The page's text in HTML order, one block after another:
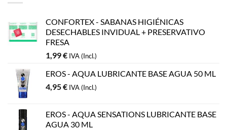
CONFORTEX - SABANAS HIGIÉNICAS
DESECHABLES INVIDUAL + PRESERVATIVO
FRESA
1,99€ IVA (Incl.)
EROS - AQUA LUBRICANTE BASE AGUA 50 ML
4,95€ IVA (Incl.)
EROS - AQUA SENSATIONS LUBRICANTE BASE
AGUA 30 ML